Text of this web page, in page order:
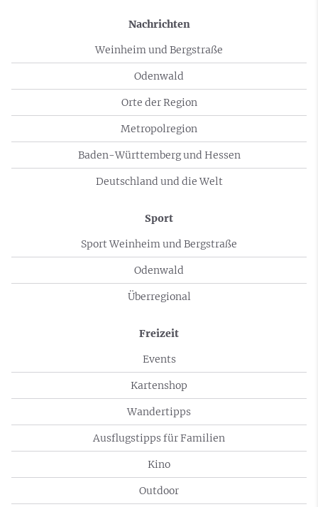
Nachrichten
Weinheim und Bergstraße
Odenwald
Orte der Region
Metropolregion
Baden-Württemberg und Hessen
Deutschland und die Welt
Sport
Sport Weinheim und Bergstraße
Odenwald
Überregional
Freizeit
Events
Kartenshop
Wandertipps
Ausflugstipps für Familien
Kino
Outdoor